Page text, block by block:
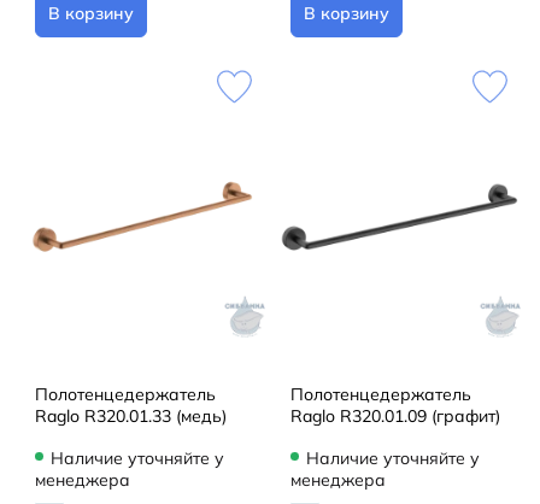
В корзину В корзину
Полотенцедержатель
Raglo R320.01.33 (медь)
Наличие уточняйте у
менеджера
Полотенцедержатель
Raglo R320.01.09 (графит)
Наличие уточняйте у
менеджера